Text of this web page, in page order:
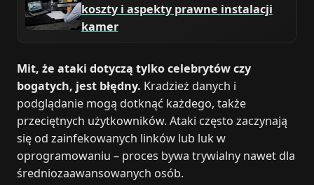
koszty i aspekty prawne instalacji
kamer
Mit, że ataki dotyczą tylko celebrytów czy
bogatych, jest błędny. Kradzież danych i
podglądanie mogą dotknąć każdego, także
przeciętnych użytkowników. Ataki często zaczynają
się od zainfekowanych linków lub luk w
oprogramowaniu – proces bywa trywialny nawet dla
średniozaawansowanych osób.